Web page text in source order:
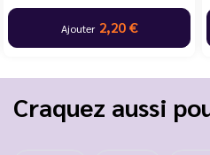
Ajouter 2,20 €
Craquez aussi